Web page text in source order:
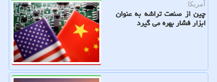
آمریکا:
چین از صنعت تراشه به عنوان
ابزار فشار بهره می گیرد